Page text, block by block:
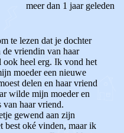
meer dan 1 jaar geleden
te lezen dat je dochter
vriendin van haar
ook heel erg. Ik vond het
moeder een nieuwe
delen en haar vriend
wilde mijn moeder en
van haar vriend.
gewend aan zijn
best oké vinden, maar ik